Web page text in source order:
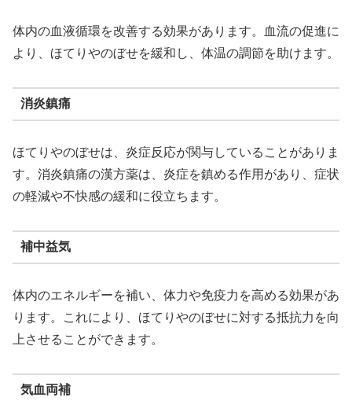
体内の血液循環を改善する効果があります。血流の促進に
より、ほてりやのぼせを緩和し、体温の調節を助けます。
消炎鎮痛
ほてりやのぼせは、炎症反応が関与していることがありま
す。消炎鎮痛の漢方薬は、炎症を鎮める作用があり、症状
の軽減や不快感の緩和に役立ちます。
補中益気
体内のエネルギーを補い、体力や免疫力を高める効果があ
ります。これにより、ほてりやのぼせに対する抵抗力を向
上させることができます。
気血両補